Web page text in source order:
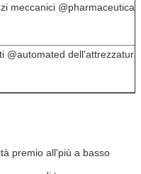
meccanici @pharmaceutical
@automated
premio all'più a basso